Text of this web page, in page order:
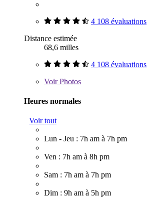
4 108 évaluations
Distance estimée
68,6 milles
4 108 évaluations
VoirPhotos
Heures normales
Voir tout
Lun - Jeu : 7h am à 7h pm
Ven : 7h am à 8h pm
Sam : 7h am à 7h pm
Dim : 9h am à 5h pm